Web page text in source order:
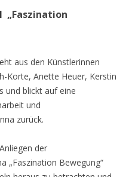
„Faszination
aus den Künstlerinnen
Korte, Anette Heuer, Kerstin
und blickt auf eine
und
zurück.
der
„Faszination Bewegung“